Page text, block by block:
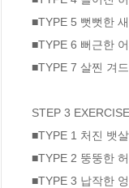
■TYPE 5 뻣뻣한
■TYPE 6 뻐근한
■TYPE 7 살찐 겨
STEP 3
■TYPE 1 처진 뱃
■TYPE 2 뚱뚱한
■TYPE 3 납작한